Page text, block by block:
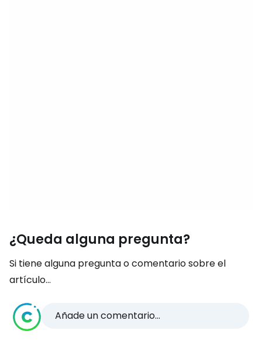
¿Queda alguna pregunta?
Si tiene alguna pregunta o comentario sobre el
artículo...
Añade un comentario...